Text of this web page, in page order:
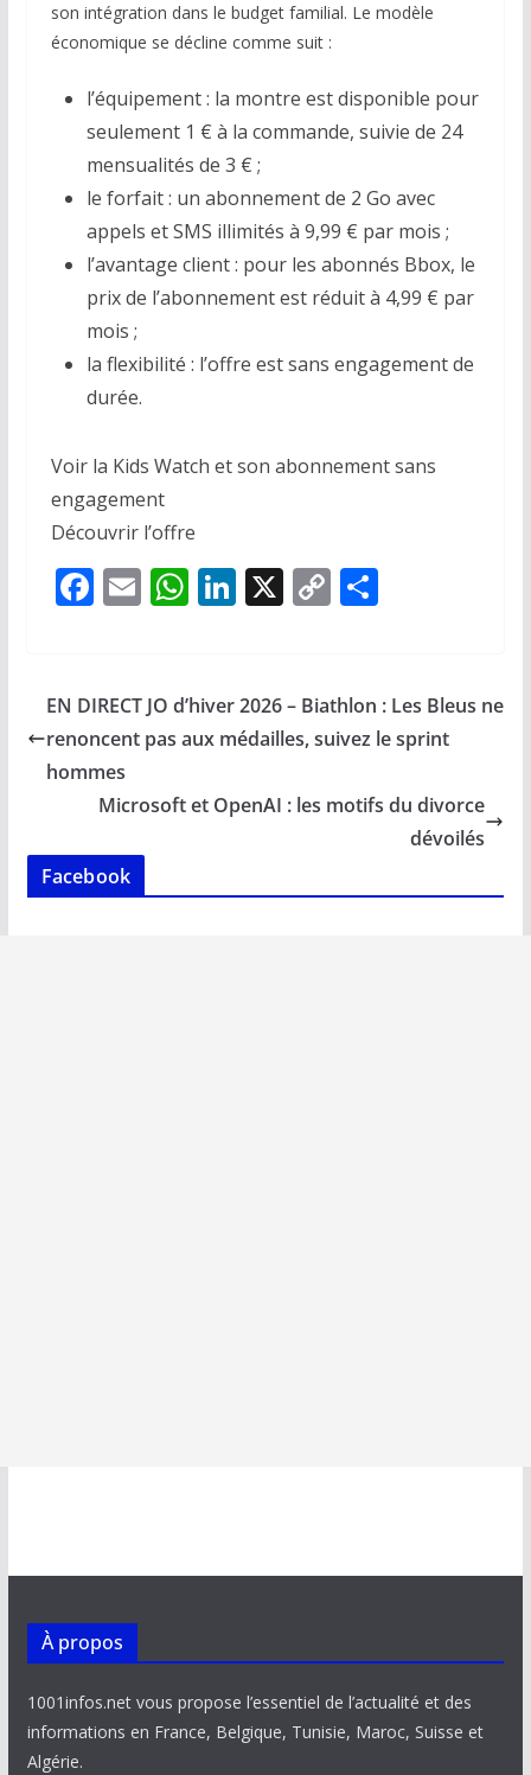
son intégration dans le budget familial. Le modèle
économique se décline comme suit :
l’équipement : la montre est disponible pour
seulement 1 € à la commande, suivie de 24
mensualités de 3 € ;
le forfait : un abonnement de 2 Go avec
appels et SMS illimités à 9,99 € par mois ;
l’avantage client : pour les abonnés Bbox, le
prix de l’abonnement est réduit à 4,99 € par
mois ;
la flexibilité : l’offre est sans engagement de
durée.
Voir la Kids Watch et son abonnement sans
engagement
Découvrir l’offre
F
b
o
o
k
E
l
W
s
A
p
Li
e
dI
X C
y
Li
k
P
g
er
EN DIRECT JO d’hiver 2026 – Biathlon : Les Bleus ne
renoncent pas aux médailles, suivez le sprint
hommes
Microsoft et OpenAI : les motifs du divorce
dévoilés
Facebook
À propos
1001infos.net vous propose l’essentiel de l’actualité et des
informations en France, Belgique, Tunisie, Maroc, Suisse et
Algérie.